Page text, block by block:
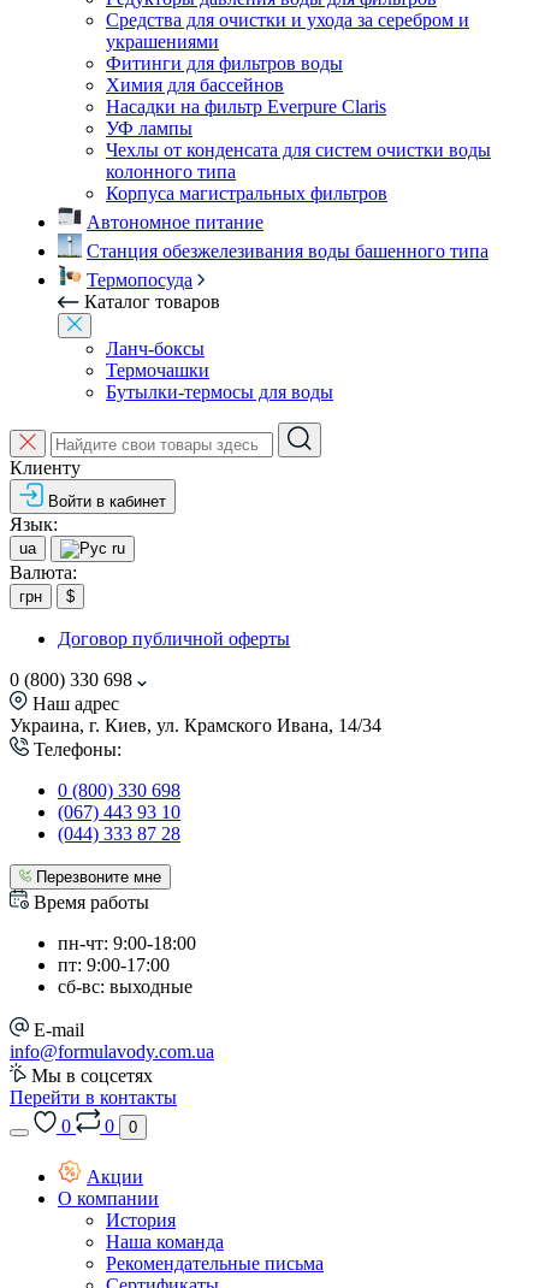
Средства для очистки и ухода за серебром и
украшениями
Фитинги для фильтров воды
Химия для бассейнов
Насадки на фильтр Everpure Claris
УФ лампы
Чехлы от конденсата для систем очистки воды
колонного типа
Корпуса магистральных фильтров
Автономное питание
Станция обезжелезивания воды башенного типа
Термопосуда
Каталог товаров
Ланч-боксы
Термочашки
Бутылки-термосы для воды
Клиенту
Войти в кабинет
Язык:
ua ru
Валюта:
грн $
Договор публичной оферты
0 (800) 330 698
Наш адрес
Украина, г. Киев, ул. Крамского Ивана, 14/34
Телефоны:
0 (800) 330 698
(067) 443 93 10
(044) 333 87 28
Перезвоните мне
Время работы
пн-чт: 9:00-18:00
пт: 9:00-17:00
сб-вс: выходные
E-mail
info@formulavody.com.ua
Мы в соцсетях
Перейти в контакты
0
0 0
Акции
О компании
История
Наша команда
Рекомендательные письма